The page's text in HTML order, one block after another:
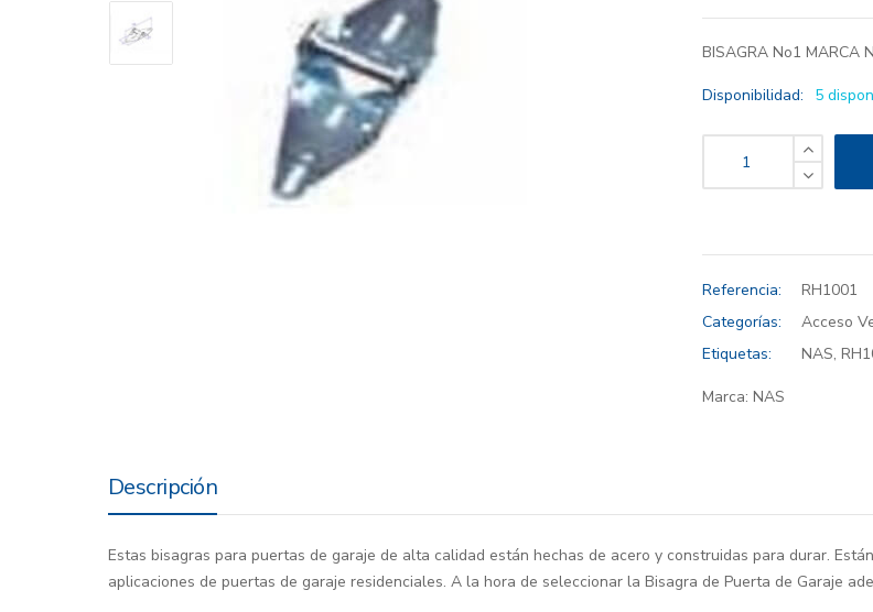
BISAGRA No1 MARCA
Disponibilidad: 5
Referencia:
RH1001
Categorías:
Acceso
Etiquetas:
NAS,
Marca:NAS
Descripción
Estas bisagras para puertas de garaje de alta calidad están hechas de acero y construidas para durar.
aplicaciones de puertas de garaje residenciales. A la hora de seleccionar la Bisagra de Puerta de Garaje